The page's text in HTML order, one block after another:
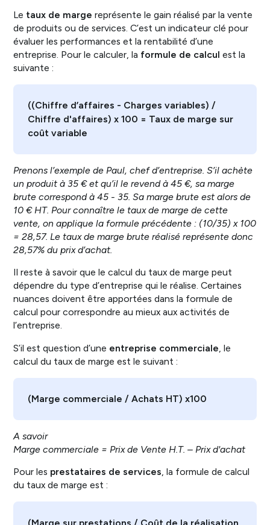
Le taux de marge représente le gain réalisé par la vente
de produits ou de services. C’est un indicateur clé pour
évaluer les performances et la rentabilité d’une
entreprise. Pour le calculer, la formule de calcul est la
suivante :
((Chiffre d’affaires - Charges variables) /
Chiffre d'affaires) x 100 = Taux de marge sur
coût variable
Prenons l’exemple de Paul, chef d’entreprise. S’il achète
un produit à 35 € et qu’il le revend à 45 €, sa marge
brute correspond à 45 - 35. Sa marge brute est alors de
10 € HT. Pour connaître le taux de marge de cette
vente, on applique la formule précédente : (10/35) x 100
= 28,57. Le taux de marge brute réalisé représente donc
28,57% du prix d’achat.
Il reste à savoir que le calcul du taux de marge peut
dépendre du type d’entreprise qui le réalise. Certaines
nuances doivent être apportées dans la formule de
calcul pour correspondre au mieux aux activités de
l’entreprise.
S’il est question d’une entreprise commerciale, le
calcul du taux de marge est le suivant :
(Marge commerciale / Achats HT) x100
A savoir
Marge commerciale = Prix de Vente H.T. – Prix d'achat
Pour les prestataires de services, la formule de calcul
du taux de marge est :